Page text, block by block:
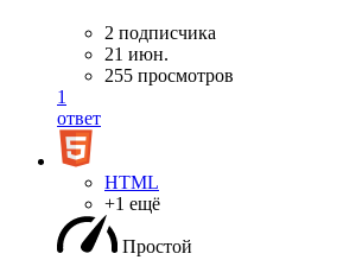
2 подписчика
21 июн.
255 просмотров
1
ответ
HTML
+1 ещё
Простой